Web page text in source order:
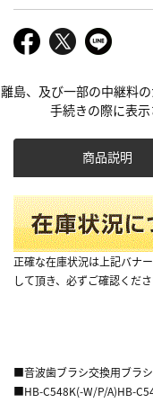
離島、及び一部の中継料
手続きの際に表示
商品説明
正確な在庫状況は上記バナ
して頂き、必ずご確認くださ
■音波歯ブラシ交換用ブラ
■HB-C548K(-W/P/A)HB-